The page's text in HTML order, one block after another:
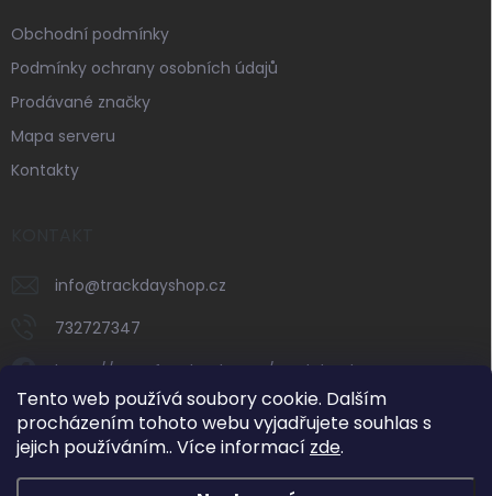
Tento web používá soubory cookie. Dalším
procházením tohoto webu vyjadřujete souhlas s
jejich používáním.. Více informací zde.
Obchodní podmínky
Podmínky ochrany osobních údajů
Prodávané značky
Mapa serveru
Kontakty
info@trackdayshop.cz
732727347
https://www.facebook.com/trackdayshop
trackdayshop
732727347